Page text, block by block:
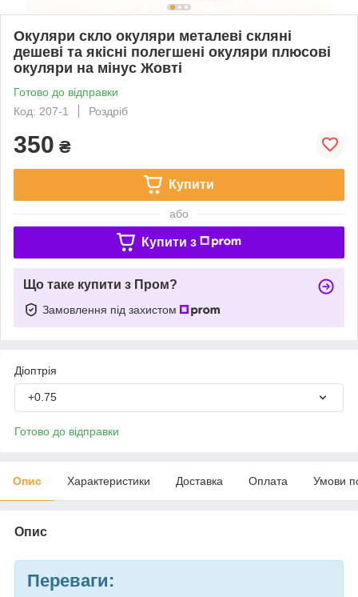
Окуляри скло окуляри металеві скляні
дешеві та якісні полегшені окуляри плюсові
окуляри на мінус Жовті
Готово до відправки
Код: 207-1
Роздріб
350 ₴
Купити
або
Купити з
Що таке купити з Пром?
Замовлення під захистом
Діоптрія
+0.75
Готово до відправки
Опис Характеристики Доставка Оплата Умови
Опис
Переваги: